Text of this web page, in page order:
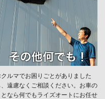
クルマでお困りごとがありました
、遠慮なくご相談ください。お車の
となら何でもライズオートにお任せ